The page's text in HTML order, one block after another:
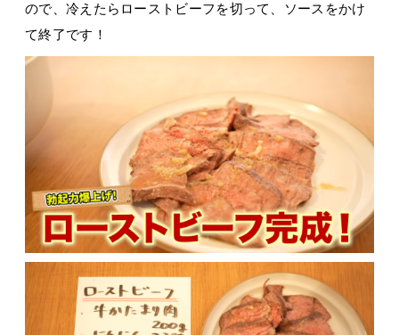
ので、冷えたらローストビーフを切って、ソースをかけ
て終了です！